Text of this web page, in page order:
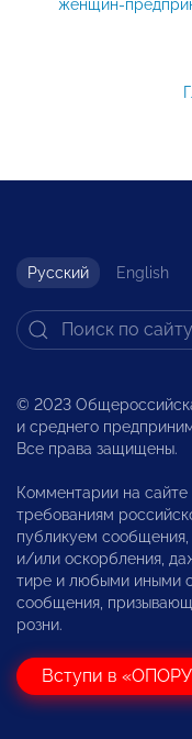
женщин-
Русский English
© 2023
и среднего
Все права защищены.
Комментарии на
требованиям
публикуем
и/или оскорбления,
тире и любыми иными
сообщения,
розни.
Вступи в